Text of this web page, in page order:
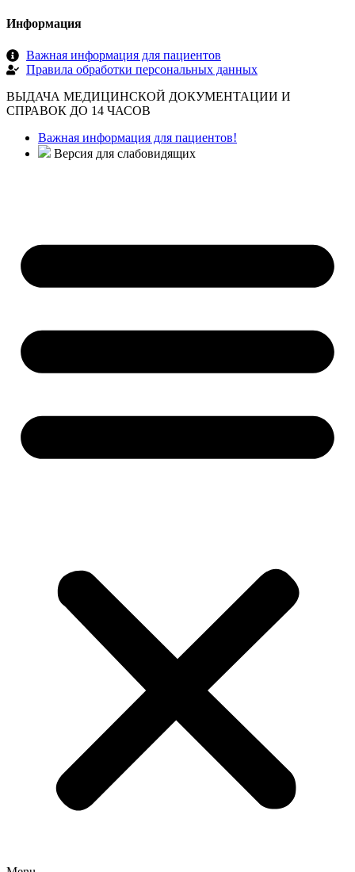
Информация
Важная информация для пациентов
Правила обработки персональных данных
ВЫДАЧА МЕДИЦИНСКОЙ ДОКУМЕНТАЦИИ И
СПРАВОК ДО 14 ЧАСОВ
Важная информация для пациентов!
Версия для слабовидящих